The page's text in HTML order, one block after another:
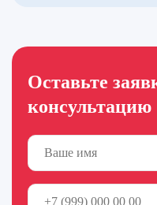
Оставьте
консультацию